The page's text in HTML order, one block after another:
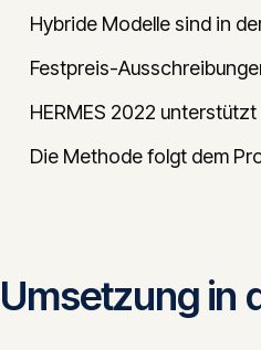
Hybride Modelle sind in
Festpreis-
HERMES 2022
Die Methode folgt dem
Umsetzung in